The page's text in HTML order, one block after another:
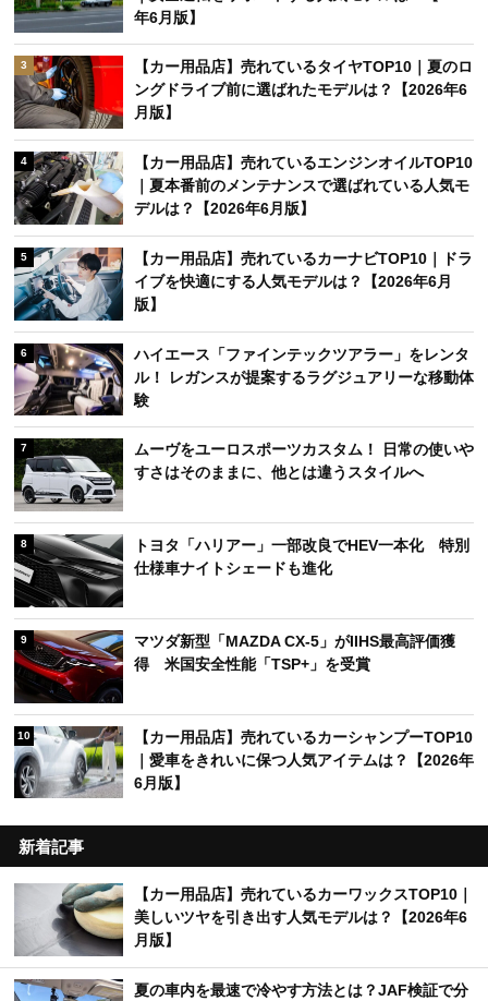
年6月版】
3
【カー用品店】売れているタイヤTOP10｜夏のロ
ングドライブ前に選ばれたモデルは？【2026年6
月版】
4
【カー用品店】売れているエンジンオイルTOP10
｜夏本番前のメンテナンスで選ばれている人気モ
デルは？【2026年6月版】
5
【カー用品店】売れているカーナビTOP10｜ドラ
イブを快適にする人気モデルは？【2026年6月
版】
6
ハイエース「ファインテックツアラー」をレンタ
ル！ レガンスが提案するラグジュアリーな移動体
験
7
ムーヴをユーロスポーツカスタム！ 日常の使いや
すさはそのままに、他とは違うスタイルへ
8
トヨタ「ハリアー」一部改良でHEV一本化 特別
仕様車ナイトシェードも進化
9
マツダ新型「MAZDA CX-5」がIIHS最高評価獲
得 米国安全性能「TSP+」を受賞
10
【カー用品店】売れているカーシャンプーTOP10
｜愛車をきれいに保つ人気アイテムは？【2026年
6月版】
新着記事
【カー用品店】売れているカーワックスTOP10｜
美しいツヤを引き出す人気モデルは？【2026年6
月版】
夏の車内を最速で冷やす方法とは？JAF検証で分